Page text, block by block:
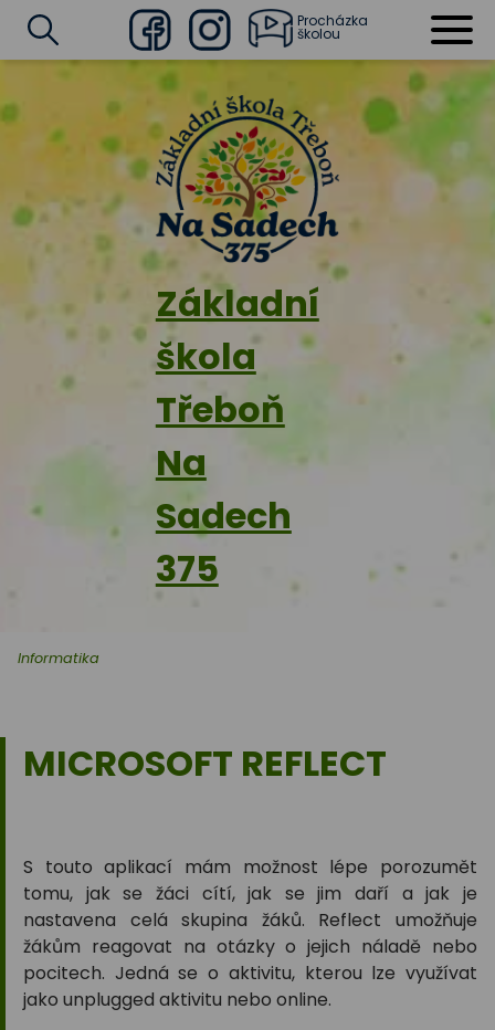
Základní
škola
Třeboň
Na
Sadech
375
FacebookInstagram
Procházka
školou
Informatika
MICROSOFT REFLECT
S touto aplikací mám možnost lépe porozumět
tomu, jak se žáci cítí, jak se jim daří a jak je
nastavena celá skupina žáků. Reflect umožňuje
žákům reagovat na otázky o jejich náladě nebo
pocitech. Jedná se o aktivitu, kterou lze využívat
jako unplugged aktivitu nebo online.